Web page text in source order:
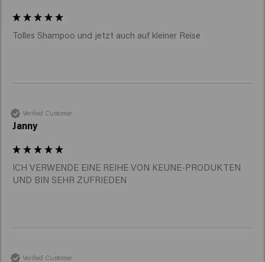
Kombination mit dem passenden Conditioner.
Tolles Shampoo und jetzt auch auf kleiner Reise
Verified Customer
Janny
ICH VERWENDE EINE REIHE VON KEUNE-PRODUKTEN
UND BIN SEHR ZUFRIEDEN
Verified Customer